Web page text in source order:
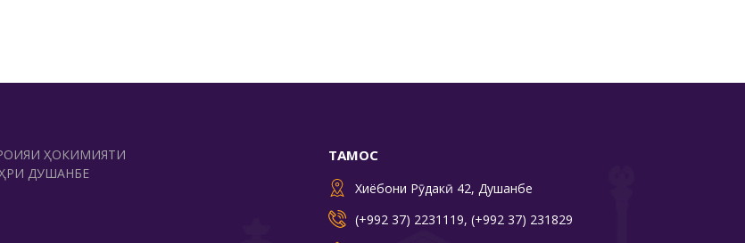
ҲОКИМИЯТИ
ДУШАНБЕ
ТАМОС
Хиёбони Рӯдакӣ 42, Душанбе
(+992 37) 2231119, (+992 37) 231829